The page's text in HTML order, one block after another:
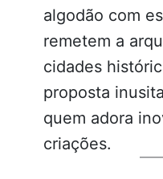
algodão com
remetem a
cidades
proposta
quem adora
criações.